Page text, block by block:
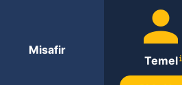
Misafir
Temel